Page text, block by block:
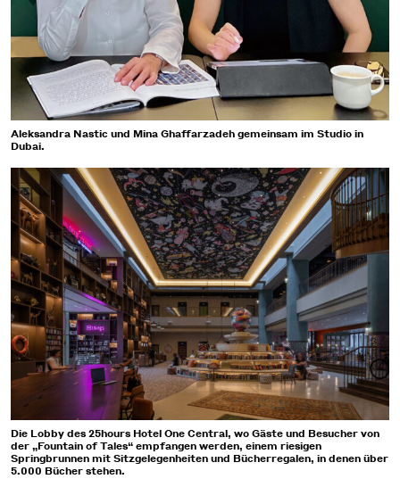
Aleksandra Nastic und Mina Ghaffarzadeh gemeinsam im Studio in
Dubai.
Die Lobby des 25hours Hotel One Central, wo Gäste und Besucher von
der „Fountain of Tales“ empfangen werden, einem riesigen
Springbrunnen mit Sitzgelegenheiten und Bücherregalen, in denen über
5.000 Bücher stehen.